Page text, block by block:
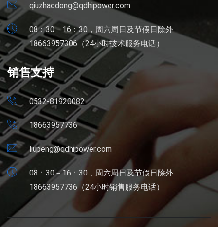
qiuzhaodong@qdhipower.com
08：30－16：30，周六周日及节假日除外
18663957306（24小时技术服务电话）
销售支持
0532-81920082
18663957736
liupeng@qdhipower.com
08：30－16：30，周六周日及节假日除外
18663957736（24小时销售服务电话）